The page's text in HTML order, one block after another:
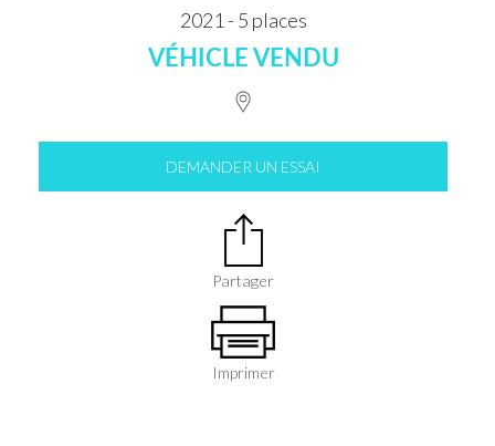
2021 - 5 places
VÉHICLE VENDU
DEMANDER UN ESSAI
Partager
Imprimer